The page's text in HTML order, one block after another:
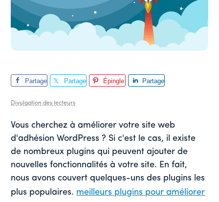
Partage
Partage
Épingle
Partage
Divulgation des lecteurs
Vous cherchez à améliorer votre site web
d'adhésion WordPress ? Si c'est le cas, il existe
de nombreux plugins qui peuvent ajouter de
nouvelles fonctionnalités à votre site. En fait,
nous avons couvert quelques-uns des plugins les
plus populaires. meilleurs plugins pour améliorer